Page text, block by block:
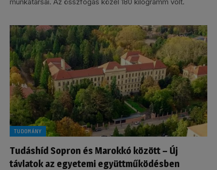
TUDOMÁNY
Tudáshíd Sopron és Marokkó között – Új
távlatok az egyetemi együttműködésben